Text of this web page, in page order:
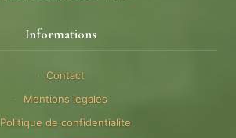
Informations
Contact
Mentions legales
Politique de confidentialite